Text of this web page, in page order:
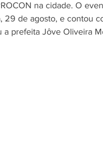
na cidade. O
29 de agosto, e contou
a prefeita Jôve Oliveira